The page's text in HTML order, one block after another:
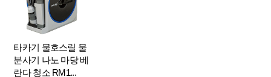
타카기 물호스릴 물
분사기 나노 마당 베
란다 청소 RM1...